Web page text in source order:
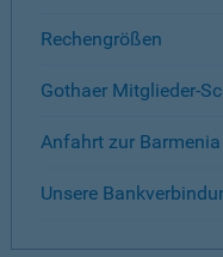
Rechengrößen
Gothaer Mitglieder-
Anfahrt zur
Unsere